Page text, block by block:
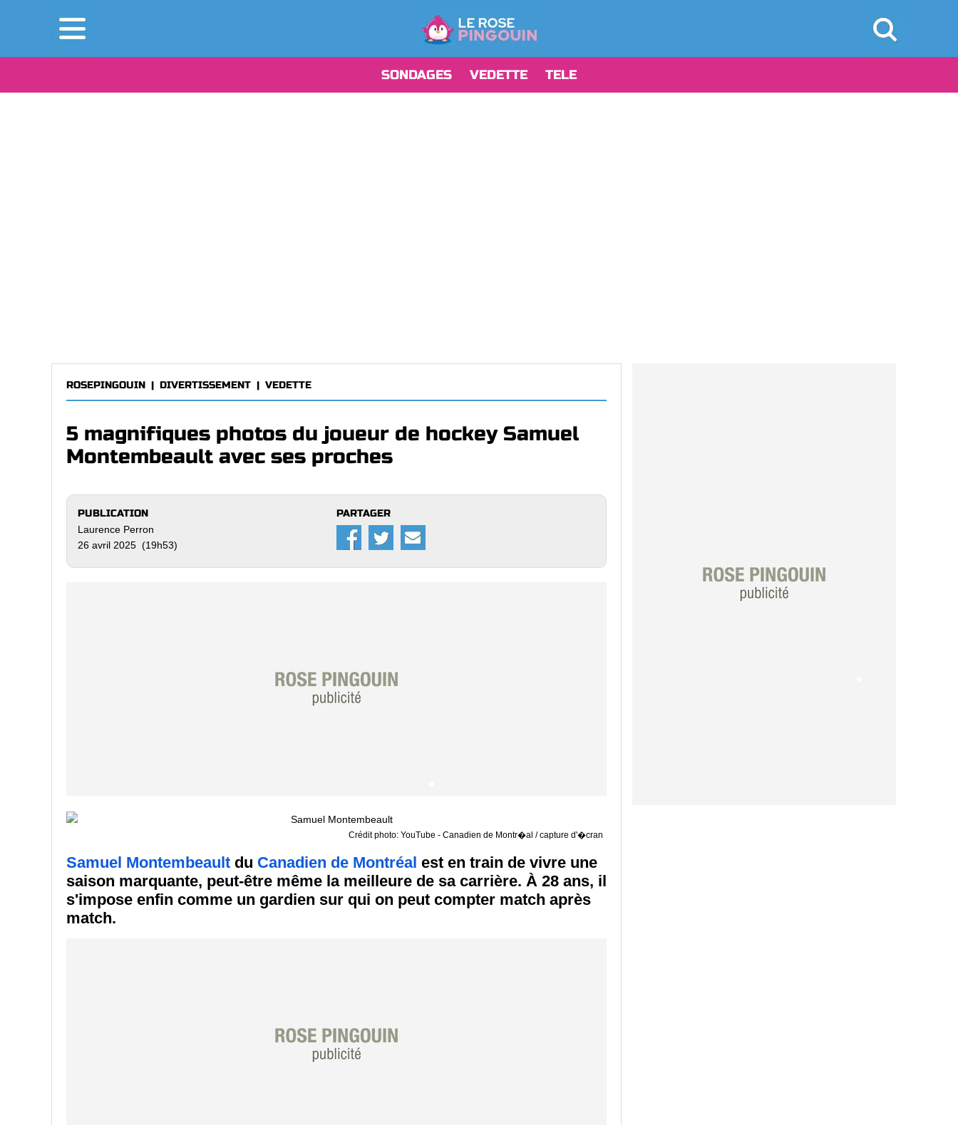
SONDAGES VEDETTE TELE
ROSEPINGOUIN | DIVERTISSEMENT | VEDETTE
5 magnifiques photos du joueur de hockey Samuel
Montembeault avec ses proches
PUBLICATION
Laurence Perron
26 avril 2025 (19h53)
PARTAGER
Crédit photo: YouTube - Canadien de Montr�al / capture d'�cran
Samuel Montembeault du Canadien de Montréal est en train de vivre une
saison marquante, peut-être même la meilleure de sa carrière. À 28 ans, il
s'impose enfin comme un gardien sur qui on peut compter match après
match.